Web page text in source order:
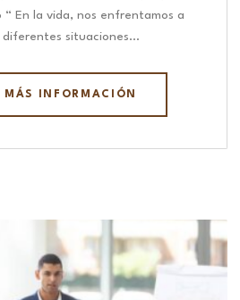
“ En la vida, nos enfrentamos a
diferentes situaciones…
MÁS INFORMACIÓN